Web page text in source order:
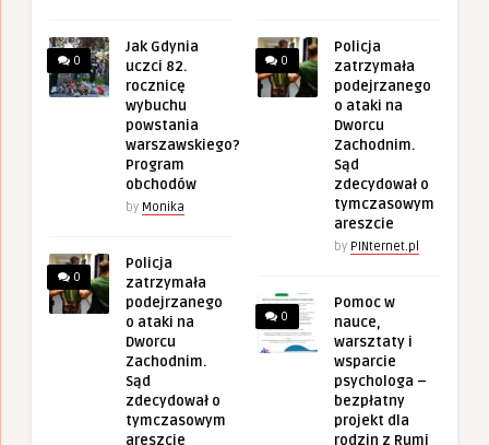
0
Jak Gdynia
uczci 82.
rocznicę
wybuchu
powstania
warszawskiego?
Program
obchodów
by Monika
0
Policja
zatrzymała
podejrzanego
o ataki na
Dworcu
Zachodnim.
Sąd
zdecydował o
tymczasowym
areszcie
0
Policja
zatrzymała
podejrzanego
o ataki na
Dworcu
Zachodnim.
Sąd
zdecydował o
tymczasowym
areszcie
by PINternet.pl
0
Pomoc w
nauce,
warsztaty i
wsparcie
psychologa –
bezpłatny
projekt dla
rodzin z Rumi